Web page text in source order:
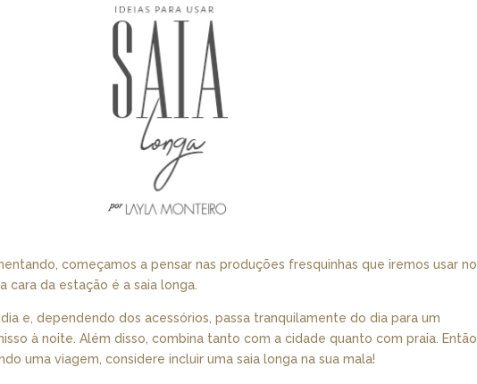
começamos a pensar nas produções fresquinhas que iremos usar no
cara da estação é a saia longa.
e, dependendo dos acessórios, passa tranquilamente do dia para um
à noite. Além disso, combina tanto com a cidade quanto com praia. Então
uma viagem, considere incluir uma saia longa na sua mala!